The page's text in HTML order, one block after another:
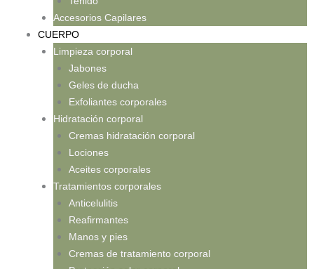
Accesorios Capilares
CUERPO
Limpieza corporal
Jabones
Geles de ducha
Exfoliantes corporales
Hidratación corporal
Cremas hidratación corporal
Lociones
Aceites corporales
Tratamientos corporales
Anticelulitis
Reafirmantes
Manos y pies
Cremas de tratamiento corporal